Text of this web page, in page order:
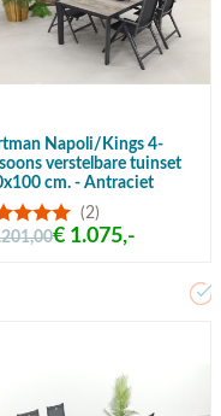
Napoli/Kings 4-
verstelbare tuinset
cm. - Antraciet
(2)
€ 1.075,-